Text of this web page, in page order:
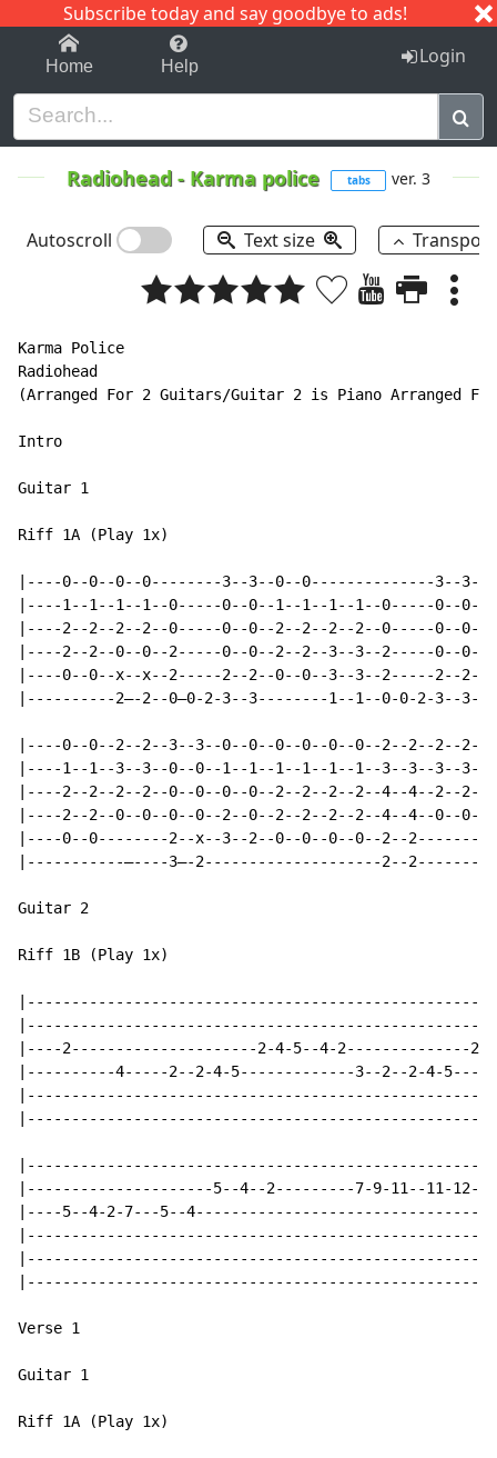
Subscribe today and say goodbye to ads!
1-9 C I J
Home Help Login
Radiohead - Karma police tabs ver. 3
Autoscroll Text size
Karma Police
Radiohead
(Arranged For 2 Guitars/Guitar 2 is Piano Arranged
Intro
Guitar 1
Riff 1A (Play 1x)
|----0--0--0--0--------3--3--0--0--------------3--
|----1--1--1--1--0-----0--0--1--1--1--1--0-----0--
|----2--2--2--2--0-----0--0--2--2--2--2--0-----0--
|----2--2--0--0--2-----0--0--2--2--3--3--2-----0--
|----0--0--x--x--2-----2--2--0--0--3--3--2-----2--
|----------2—-2--0—0-2-3--3--------1--1--0-0-2-3--
|----0--0--2--2--3--3--0--0--0--0--0--0--2--2--2--
|----1--1--3--3--0--0--1--1--1--1--1--1--3--3--3--
|----2--2--2--2--0--0--0--0--2--2--2--2--4--4--2--
|----2--2--0--0--0--0--2--0--2--2--2--2--4--4--0--
|----0--0--------2--x--3--2--0--0--0--0--2--
|-----------—----3—-2--------------------2--
Guitar 2
Riff 1B (Play 1x)
|----2---------------------2-4-5--4-2--------------2-
|----------4-----2--2-4-5-------------3--2--2-4-
|---------------------5--4--2---------7-9-11--11-12-
|----5--4-2-7---5--
Verse 1
Guitar 1
Riff 1A (Play 1x)